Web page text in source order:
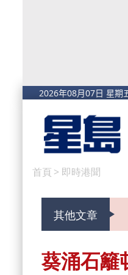
首頁 > 即時港聞
其他文章
葵涌石籬